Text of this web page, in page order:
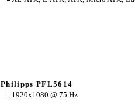
Philipps PFL5614
1920x1080 @ 75 Hz